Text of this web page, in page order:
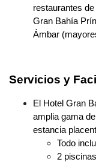
restaurantes
Gran Bahía
Ámbar
Servicios y
El Hotel Gran
amplia gama
estancia
Todo
2